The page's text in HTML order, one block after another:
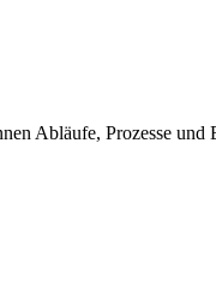
Abläufe, Prozesse